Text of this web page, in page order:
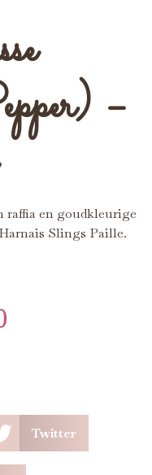
–
raffia en goudkleurige
Slings Paille.
Twitter